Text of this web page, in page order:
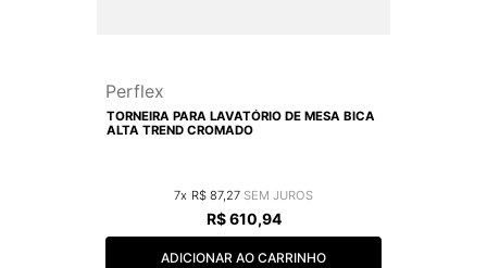
Perflex
TORNEIRA PARA LAVATÓRIO DE MESA BICA
ALTA TREND CROMADO
7 R$ 87, 27
R$ 610,94
ADICIONAR AO CARRINHO